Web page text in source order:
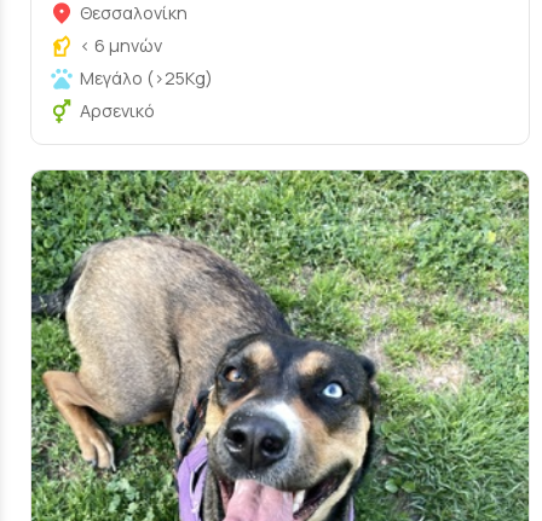
Θεσσαλονίκη
< 6 μηνών
Μεγάλο (>25Kg)
Αρσενικό